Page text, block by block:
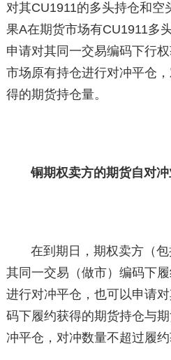
对其CU1911的多头持仓和空
果A在期货市场有CU1911多
申请对其同一交易编码下行
市场原有持仓进行对冲平仓
得的期货持仓量。
铜期权卖方的期货自对
在到期日，期权卖方（
其同一交易（做市）编码下
进行对冲平仓，也可以申请
码下履约获得的期货持仓与
冲平仓，对冲数量不超过履约